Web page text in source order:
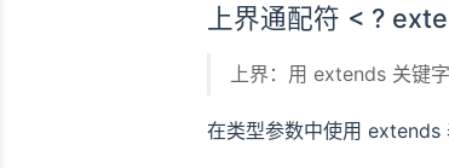
上界通配符 < ?
上界：用 extends 关键
在类型参数中使用 extends